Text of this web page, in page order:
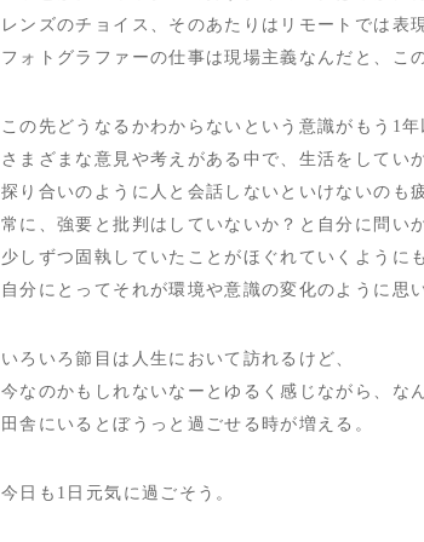
レンズのチョイス、そのあたりはリモートでは表
フォトグラファーの仕事は現場主義なんだと、こ
この先どうなるかわからないという意識がもう1年
さまざまな意見や考えがある中で、生活をしてい
探り合いのように人と会話しないといけないのも
常に、強要と批判はしていないか？と自分に問い
少しずつ固執していたことがほぐれていくように
自分にとってそれが環境や意識の変化のように思
いろいろ節目は人生において訪れるけど、
今なのかもしれないなーとゆるく感じながら、な
田舎にいるとぼうっと過ごせる時が増える。
今日も1日元気に過ごそう。